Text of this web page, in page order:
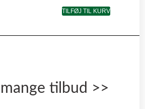
TILFØJ TIL KURV
tilbud >>